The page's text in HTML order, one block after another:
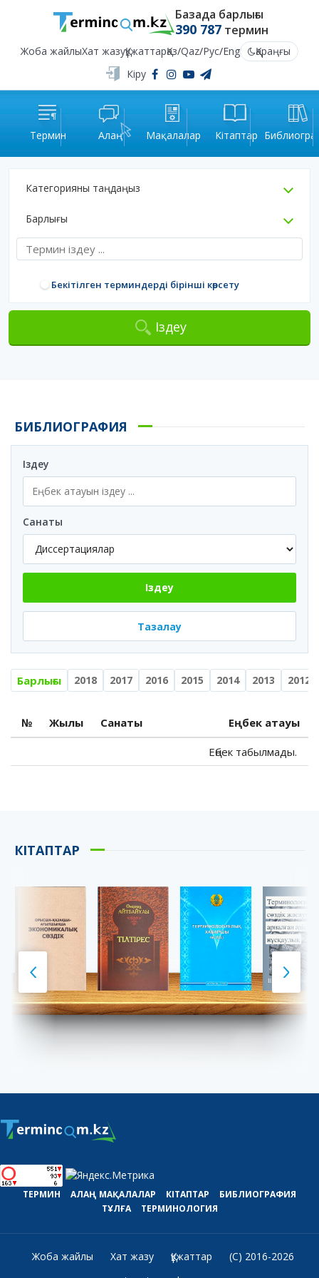
Базада барлығы
390 787термин
Жоба жайлыХат жазуҚұжаттарҚаз/Qaz/Рус/Eng
Қараңғы
Кіру
Термин Алаң Мақалалар Кітаптар
Категорияны таңдаңыз
Барлығы
Бекітілген терминдерді бірінші көрсету
Іздеу
БИБЛИОГРАФИЯ
Іздеу
Санаты
Іздеу
Тазалау
Барлығы 2018 2017 2016 2015 2014 2013 2012
№ Жылы Санаты Еңбек атауы
Еңбек табылмады.
КІТАПТАР
ТЕРМИН АЛАҢ МАҚАЛАЛАР КІТАПТАР
БИБЛИОГРАФИЯ
ТҰЛҒА
ТЕРМИНОЛОГИЯ
Жоба жайлы Хат жазу Құжаттар
(C) 2016-2026